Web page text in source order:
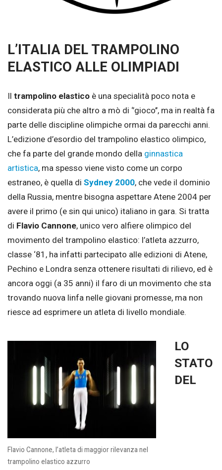
L’ITALIA DEL TRAMPOLINO
ELASTICO ALLE OLIMPIADI
Il trampolino elastico è una specialità poco nota e
considerata più che altro a mò di ‘’gioco’’, ma in realtà fa
parte delle discipline olimpiche ormai da parecchi anni.
L’edizione d’esordio del trampolino elastico olimpico,
che fa parte del grande mondo della ginnastica
artistica, ma spesso viene visto come un corpo
estraneo, è quella di Sydney 2000, che vede il dominio
della Russia, mentre bisogna aspettare Atene 2004 per
avere il primo (e sin qui unico) italiano in gara. Si tratta
di Flavio Cannone, unico vero alfiere olimpico del
movimento del trampolino elastico: l’atleta azzurro,
classe ‘81, ha infatti partecipato alle edizioni di Atene,
Pechino e Londra senza ottenere risultati di rilievo, ed è
ancora oggi (a 35 anni) il faro di un movimento che sta
trovando nuova linfa nelle giovani promesse, ma non
riesce ad esprimere un atleta di livello mondiale.
Flavio Cannone, l’atleta di maggior rilevanza nel
trampolino elastico azzurro
LO
STATO
DEL